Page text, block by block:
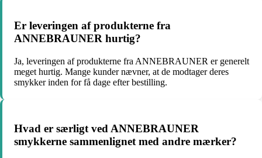
Er leveringen af produkterne fra
ANNEBRAUNER hurtig?
Ja, leveringen af produkterne fra ANNEBRAUNER er generelt
meget hurtig. Mange kunder nævner, at de modtager deres
smykker inden for få dage efter bestilling.
Hvad er særligt ved ANNEBRAUNER
smykkerne sammenlignet med andre mærker?